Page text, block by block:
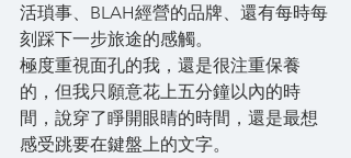
活瑣事、BLAH經營的品牌、還有每時每
刻踩下一步旅途的感觸。
極度重視面孔的我，還是很注重保養
的，但我只願意花上五分鐘以內的時
間，說穿了睜開眼睛的時間，還是最想
感受跳要在鍵盤上的文字。